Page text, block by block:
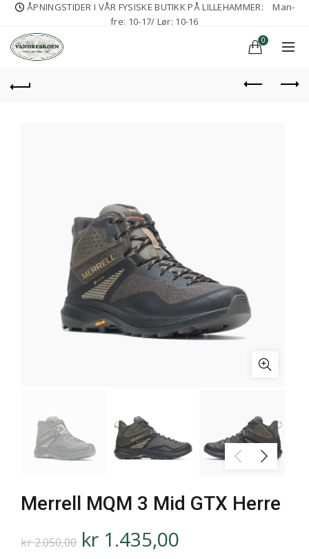
ÅPNINGSTIDER I VÅR FYSISKE BUTIKK PÅ LILLEHAMMER:
Man-
fre: 10-17/ Lør: 10-16
0
Merrell MQM 3 Mid GTX Herre
kr2.050,00 kr 1.435,00